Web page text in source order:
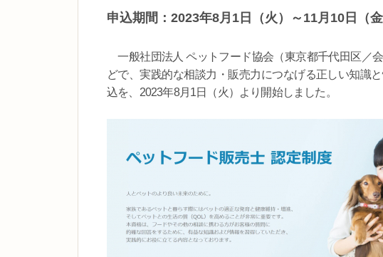
申込期間：2023年8月1日（火）～11月10日（金
一般社団法人 ペットフード協会（東京都千代田区／
どで、実践的な相談力・販売力につなげる正しい知識
込を、2023年8月1日（火）より開始しました。